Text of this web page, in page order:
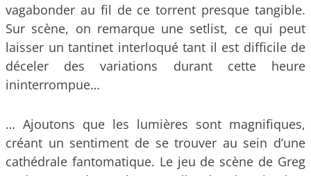
vagabonder au fil de ce torrent presque tangible.
Sur scène, on remarque une setlist, ce qui peut
laisser un tantinet interloqué tant il est difficile de
déceler des variations durant cette heure
ininterrompue…
… Ajoutons que les lumières sont magnifiques,
créant un sentiment de se trouver au sein d’une
cathédrale fantomatique. Le jeu de scène de Greg